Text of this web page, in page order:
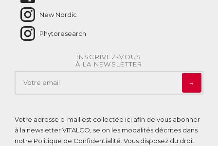
New Nordic
Phytoresearch
INSCRIVEZ-VOUS
À LA NEWSLETTER
→
Votre adresse e-mail est collectée ici afin de vous abonner
à la newsletter VITALCO, selon les modalités décrites dans
notre Politique de Confidentialité . Vous disposez du droit